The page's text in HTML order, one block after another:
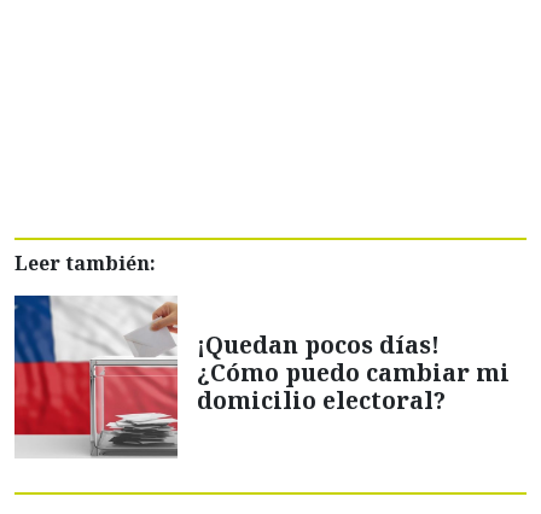
Leer también:
¡Quedan pocos días!
¿Cómo puedo cambiar mi
domicilio electoral?